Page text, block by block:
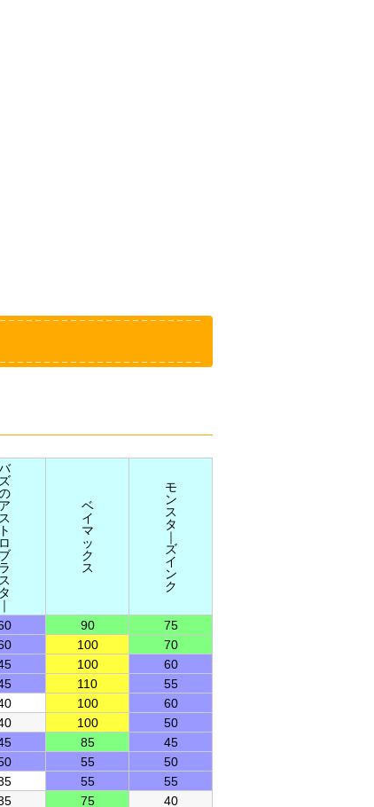
ズ
ア
ス
ト
ロ
ブ
ラ
ス
タ
｜
ベ
イ
マ
ッ
ク
ス
モ
ン
ス
タ
｜
ズ
イ
ン
ク
90
75
100
70
100
60
110
55
100
60
100
50
85
45
55
50
55
55
75
40